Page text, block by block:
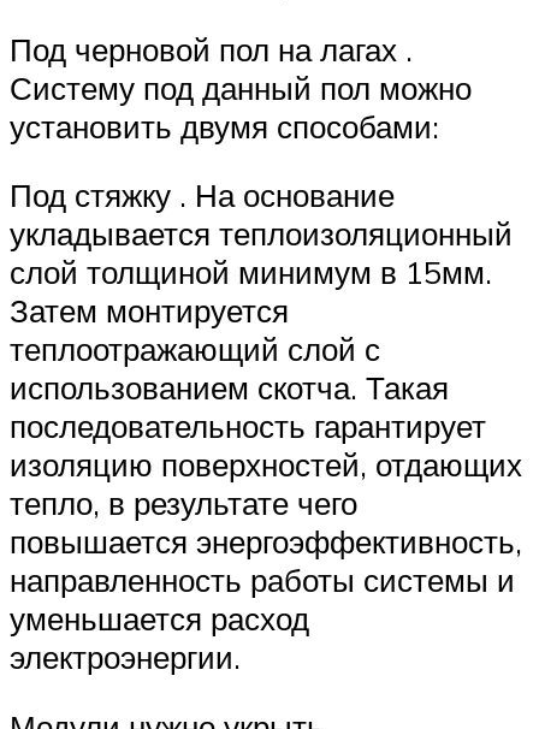
Под черновой пол на лагах .
Систему под данный пол можно
установить двумя способами:
Под стяжку . На основание
укладывается теплоизоляционный
слой толщиной минимум в 15мм.
Затем монтируется
теплоотражающий слой с
использованием скотча. Такая
последовательность гарантирует
изоляцию поверхностей, отдающих
тепло, в результате чего
повышается энергоэффективность,
направленность работы системы и
уменьшается расход
электроэнергии.